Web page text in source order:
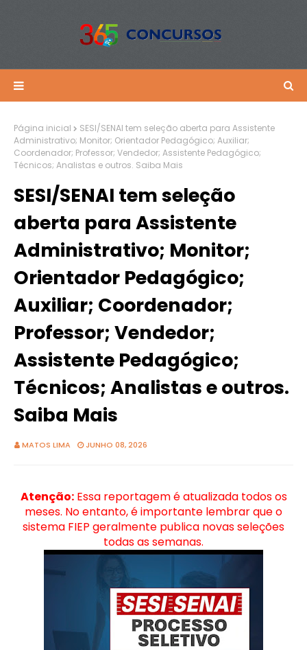
Página inicial
SESI/SENAI tem seleção aberta para Assistente
Administrativo; Monitor; Orientador Pedagógico; Auxiliar;
Coordenador; Professor; Vendedor; Assistente Pedagógico;
Técnicos; Analistas e outros. Saiba Mais
SESI/SENAI tem seleção
aberta para Assistente
Administrativo; Monitor;
Orientador Pedagógico;
Auxiliar; Coordenador;
Professor; Vendedor;
Assistente Pedagógico;
Técnicos; Analistas e outros.
Saiba Mais
MATOS LIMA JUNHO 08, 2026
Atenção: Essa reportagem é atualizada todos os
meses. No entanto, é importante lembrar que o
sistema FIEP geralmente publica novas seleções
todas as semanas.